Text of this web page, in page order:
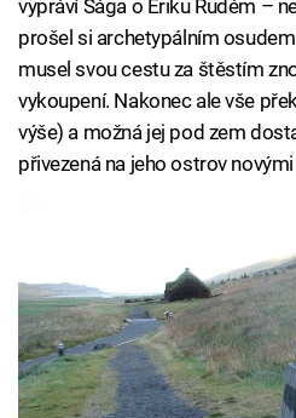
vypráví Sága o Eriku Rudém –
prošel si archetypálním
musel svou cestu za štěstím
vykoupení. Nakonec ale vše
výše) a možná jej pod zem
přivezená na jeho ostrov